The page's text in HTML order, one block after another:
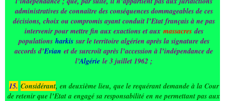
administratives de connaître des conséquences dommageables de ces
décisions, choix ou compromis ayant conduit l’Etat français à ne pas
intervenir pour mettre fin aux exactions et aux massacresdes
populationsharkissur le territoire algérien après la signature des
accords d’Evian et de surcroît après l’accession à l’indépendance de
l’Algériele 3 juillet 1962 ;
15. Considérant, en deuxième lieu, que le requérant demande à la Cour
de retenir que l’Etat a engagé sa responsabilité en ne permettant pas aux